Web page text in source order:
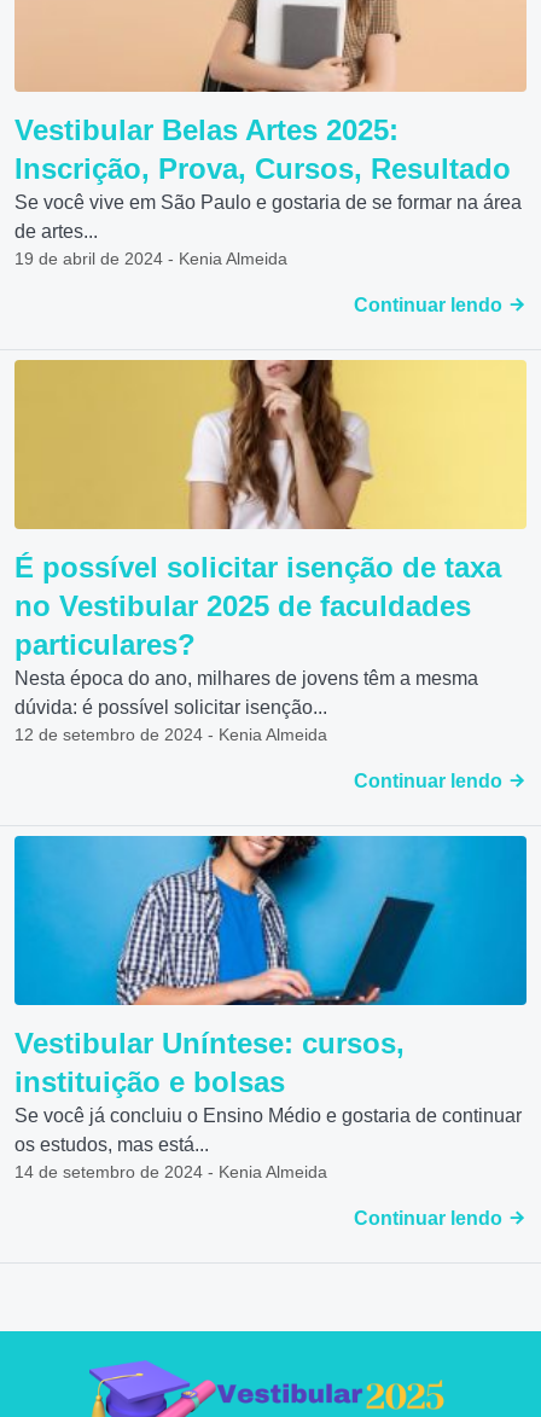
Vestibular Belas Artes 2025:
Inscrição, Prova, Cursos, Resultado
Se você vive em São Paulo e gostaria de se formar na área
de artes...
19 de abril de 2024 - Kenia Almeida
Continuar lendo
É possível solicitar isenção de taxa
no Vestibular 2025 de faculdades
particulares?
Nesta época do ano, milhares de jovens têm a mesma
dúvida: é possível solicitar isenção...
12 de setembro de 2024 - Kenia Almeida
Continuar lendo
Vestibular Uníntese: cursos,
instituição e bolsas
Se você já concluiu o Ensino Médio e gostaria de continuar
os estudos, mas está...
14 de setembro de 2024 - Kenia Almeida
Continuar lendo